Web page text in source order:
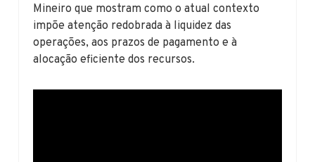
Mineiro que mostram como o atual contexto
impõe atenção redobrada à liquidez das
operações, aos prazos de pagamento e à
alocação eficiente dos recursos.